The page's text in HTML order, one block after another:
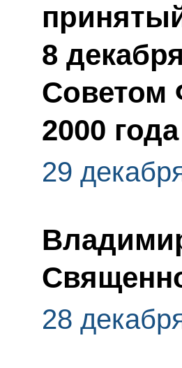
8
Советом
2000 года
29
28